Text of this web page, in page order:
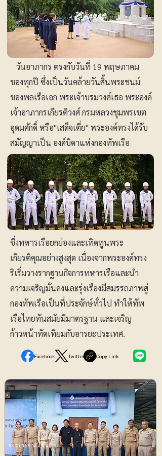
วันอาภากร ตรงกับวันที่ 19 พฤษภาคม
ของทุกปี ซึ่งเป็นวันคล้ายวันสิ้นพระชนม์
ของพลเรือเอก พระเจ้าบรมวงศ์เธอ พระองค์
เจ้าอาภากรเกียรติวงศ์ กรมหลวงชุมพรเขต
อุดมศักดิ์ หรือ"เสด็จเตี่ย" พระองค์ทรงได้รับ
สมัญญาเป็น องค์บิดาแห่งกองทัพเรือ
ซึ่งทหารเรือยกย่องและเทิดทูนพระ
เกียรติคุณอย่างสูงสุด เนื่องจากพระองค์ทรง
ริเริ่มวางรากฐานกิจการทหารเรือและนำ
ความเจริญมั่นคงและรุ่งเรืองมีสมรรถภาพสู่
กองทัพเรือเป็นที่ประจักษ์ทั่วไป ทำให้ทัพ
เรือไทยทันสมัยมีมาตรฐาน และเจริญ
ก้าวหน้าทัดเทียมกับอารยะประเทศ.
Facebook Twitter Copy Link
ข่าวประชาสัมพันธ์